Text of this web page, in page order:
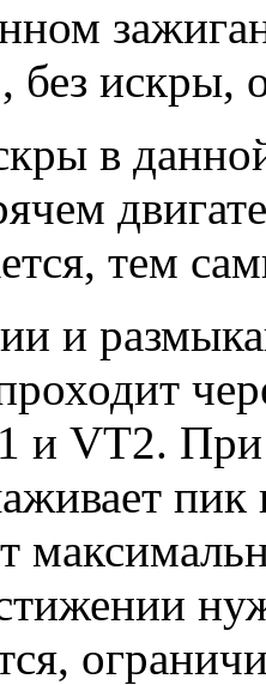
без искры,
в
тем
и
и VT2.